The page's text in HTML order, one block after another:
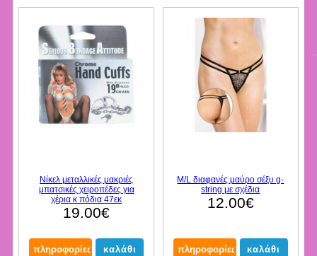
Νίκελ μεταλλικές μακριές
μπατσικές χειροπέδες για
χέρια κ πόδια 47εκ
19.00€
M/L διαφανές μαύρο σέξυ g-
string με σχέδια
12.00€